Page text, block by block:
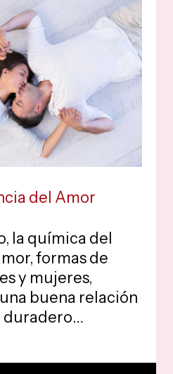
del Amor
la química del
formas de
y mujeres,
buena relación
duradero…